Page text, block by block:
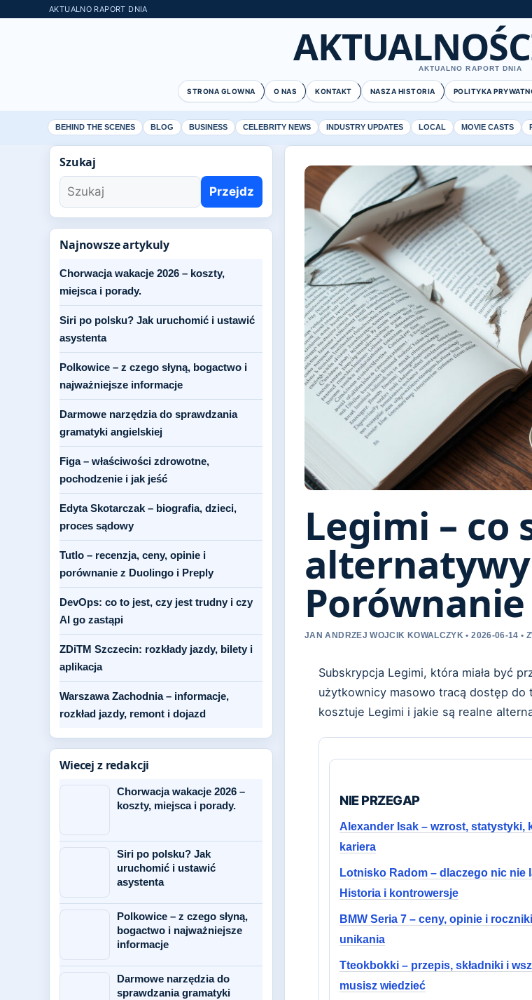
AKTUALNO RAPORT DNIA
AKTUALNO RAPORT DNIA
STRONA GLOWNA O NAS KONTAKT NASZA HISTORIA POLITYKA
BEHIND THE SCENES BLOG BUSINESS CELEBRITY NEWS INDUSTRY UPDATES LOCAL MOVIE CASTS
Legimi – co
alternatywy
Porównanie
JAN ANDRZEJ WOJCIK KOWALCZYK • 2026-06-14 •
Subskrypcja Legimi, która miała być
użytkownicy masowo tracą dostęp do
kosztuje Legimi i jakie są realne
NIE PRZEGAP
Alexander Isak – wzrost, statystyki,
kariera
Lotnisko Radom – dlaczego nic nie
Historia i kontrowersje
BMW Seria 7 – ceny, opinie i
unikania
Tteokbokki – przepis, składniki i
musisz wiedzieć
Szukaj
Przejdz
Najnowsze artykuly
Chorwacja wakacje 2026 – koszty,
miejsca i porady.
Siri po polsku? Jak uruchomić i ustawić
asystenta
Polkowice – z czego słyną, bogactwo i
najważniejsze informacje
Darmowe narzędzia do sprawdzania
gramatyki angielskiej
Figa – właściwości zdrowotne,
pochodzenie i jak jeść
Edyta Skotarczak – biografia, dzieci,
proces sądowy
Tutlo – recenzja, ceny, opinie i
porównanie z Duolingo i Preply
DevOps: co to jest, czy jest trudny i czy
AI go zastąpi
ZDiTM Szczecin: rozkłady jazdy, bilety i
aplikacja
Warszawa Zachodnia – informacje,
rozkład jazdy, remont i dojazd
Wiecej z redakcji
Chorwacja wakacje 2026 –
koszty, miejsca i porady.
Siri po polsku? Jak
uruchomić i ustawić
asystenta
Polkowice – z czego słyną,
bogactwo i najważniejsze
informacje
Darmowe narzędzia do
sprawdzania gramatyki